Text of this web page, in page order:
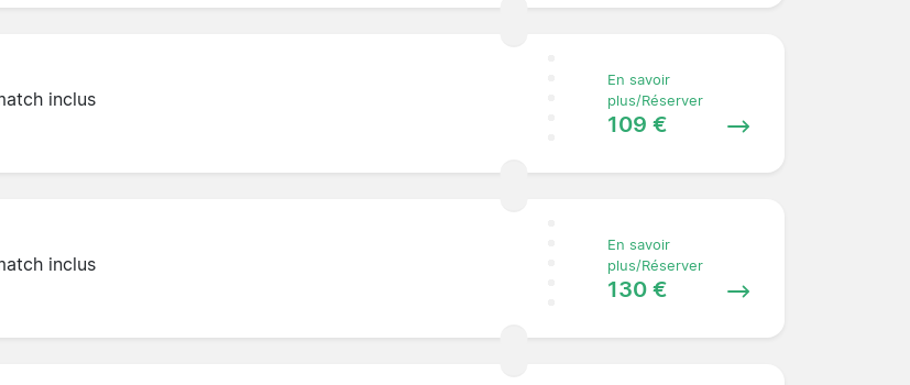
inclus
En savoir
plus/Réserver
109 €
inclus
En savoir
plus/Réserver
130 €